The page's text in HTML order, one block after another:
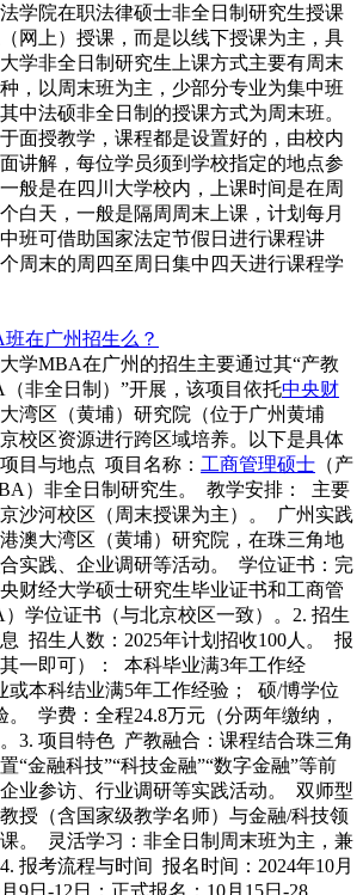
学院在职法律硕士非全日制研究生授课
网上）授课，而是以线下授课为主，具
学非全日制研究生上课方式主要有周末
，以周末班为主，少部分专业为集中班
中法硕非全日制的授课方式为周末班。
面授教学，课程都是设置好的，由校内
讲解，每位学员须到学校指定的地点参
般是在四川大学校内，上课时间是在周
白天，一般是隔周周末上课，计划每月
中班可借助国家法定节假日进行课程讲
周末的周四至周日集中四天进行课程学
在广州招生么？
学MBA在广州的招生主要通过其“产教
非全日制）”开展，该项目依托中央财
湾区（黄埔）研究院（位于广州黄埔
校区资源进行跨区域培养。以下是具体
目与地点 项目名称： 工商管理硕士 （产
）非全日制研究生。 教学安排： 主要
沙河校区（周末授课为主）。 广州实践
澳大湾区（黄埔）研究院，在珠三角地
实践、企业调研等活动。 学位证书：完
财经大学硕士研究生毕业证书和工商管
学位证书（与北京校区一致）。2. 招生
招生人数：2025年计划招收100人。 报
一即可）： 本科毕业满3年工作经
或本科结业满5年工作经验； 硕/博学位
。 学费：全程24.8万元（分两年缴纳，
3. 项目特色 产教融合：课程结合珠三角
“金融科技”“科技金融”“数字金融”等前
业参访、行业调研等实践活动。 双师型
授（含国家级教学名师）与金融/科技领
。 灵活学习：非全日制周末班为主，兼
报考流程与时间 报名时间：2024年10月
月9日-12日；正式报名：10月15日-28